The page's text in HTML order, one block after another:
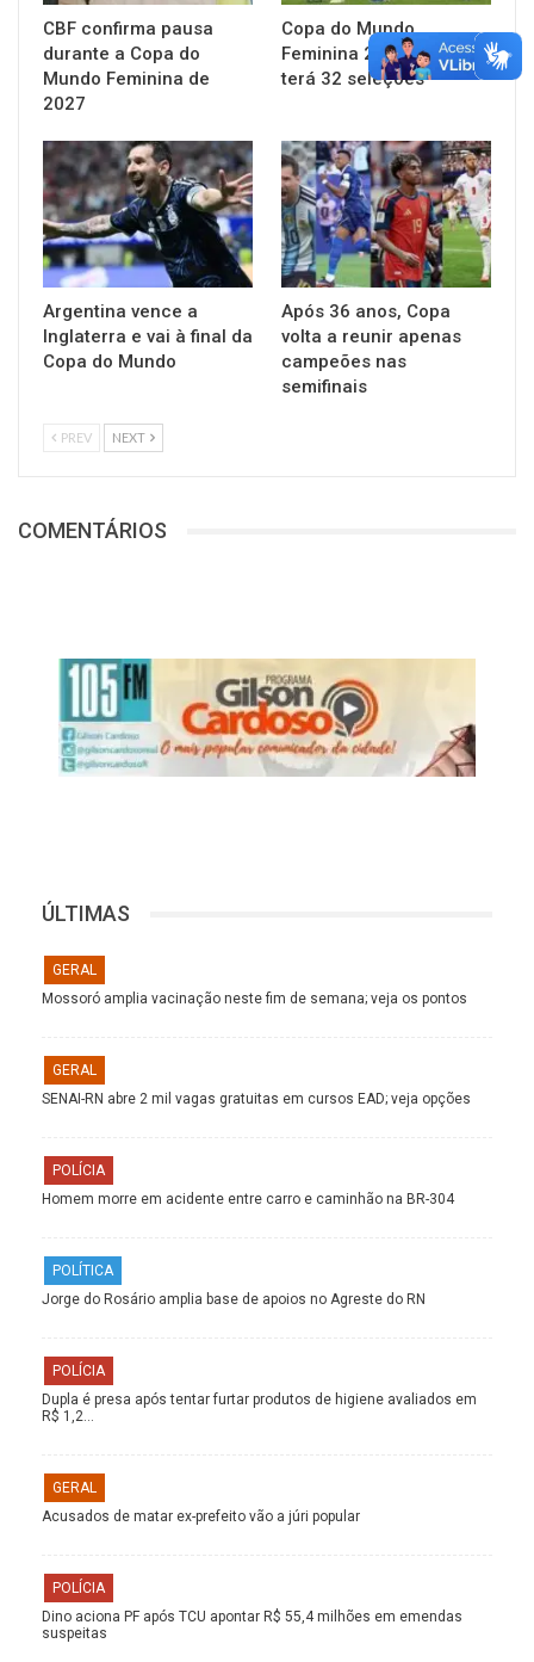
CBF confirma pausa
durante a Copa do
Mundo Feminina de
2027
Copa do Mundo
Feminina 2027 no Brasil
terá 32 seleções
Argentina vence a
Inglaterra e vai à final da
Copa do Mundo
Após 36 anos, Copa
volta a reunir apenas
campeões nas
semifinais
PREV NEXT
COMENTÁRIOS
ÚLTIMAS
GERAL
Mossoró amplia vacinação neste fim de semana; veja os pontos
GERAL
SENAI-RN abre 2 mil vagas gratuitas em cursos EAD; veja opções
POLÍCIA
Homem morre em acidente entre carro e caminhão na BR-304
POLÍTICA
Jorge do Rosário amplia base de apoios no Agreste do RN
POLÍCIA
Dupla é presa após tentar furtar produtos de higiene avaliados em
R$ 1,2…
GERAL
Acusados de matar ex-prefeito vão a júri popular
POLÍCIA
Dino aciona PF após TCU apontar R$ 55,4 milhões em emendas
suspeitas